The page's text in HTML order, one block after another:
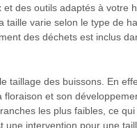
des outils adaptés à votre
taille varie selon le type de
des déchets est inclus
taillage des buissons. En
floraison et son
les plus faibles, ce
une intervention pour une